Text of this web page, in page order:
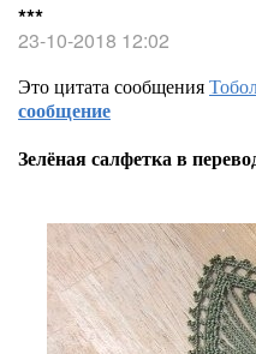
***
23-10-2018 12:02
Это цитата сообщения
сообщение
Зелёная салфетка в